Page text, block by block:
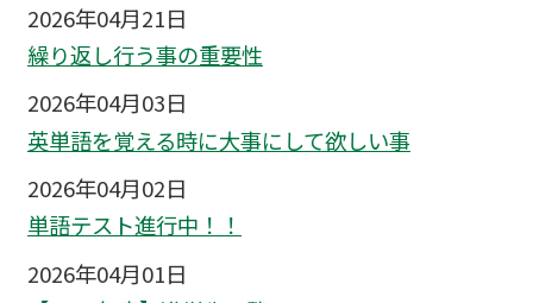
2026年04月21日
繰り返し行う事の重要性
2026年04月03日
英単語を覚える時に大事にして欲しい事
2026年04月02日
単語テスト進行中！！
2026年04月01日